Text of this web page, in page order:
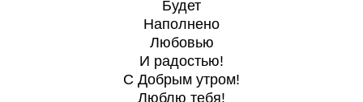
Будет
Наполнено
Любовью
И радостью!
С Добрым утром!
Люблю тебя!